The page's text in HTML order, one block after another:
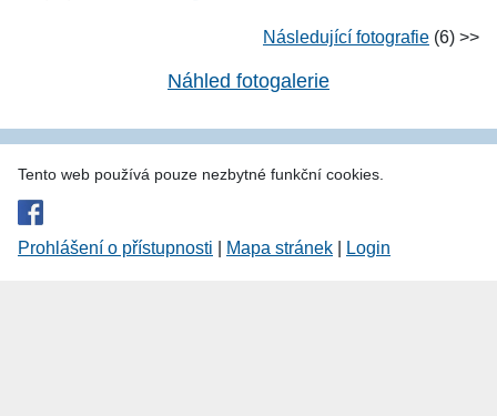
Následující fotografie (6) >>
Náhled fotogalerie
Tento web používá pouze nezbytné funkční cookies.
Prohlášení o přístupnosti Mapa stránek Login